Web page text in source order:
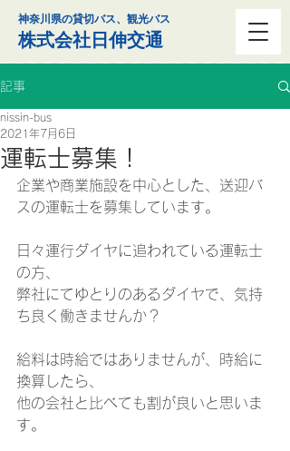
神奈川県の貸切バス、観光バス
株式会社日伸交通
記事
運転士募集！
nissin-bus
2021年7月6日
企業や商業施設を中心とした、送迎バ
スの運転士を募集しています。
日々運行ダイヤに追われている運転士
の方、
弊社にてゆとりのあるダイヤで、気持
ち良く働きませんか？
給料は時給ではありませんが、時給に
換算したら、
他の会社と比べても割が良いと思いま
す。